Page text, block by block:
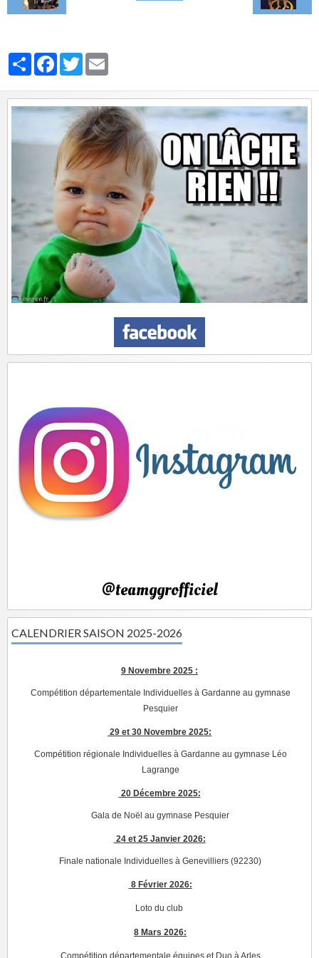
PartagerFacebook
Twitter
@teamggrofficiel
CALENDRIER SAISON 2025-2026
9 Novembre 2025 :
Compétition départementale Individuelles à Gardanne au gymnase
Pesquier
29 et 30 Novembre 2025:
Compétition régionale Individuelles à Gardanne au gymnase Léo
Lagrange
20 Décembre 2025:
Gala de Noël au gymnase Pesquier
24 et 25 Janvier 2026:
Finale nationale Individuelles à Genevilliers (92230)
8 Février 2026:
Loto du club
8 Mars 2026: